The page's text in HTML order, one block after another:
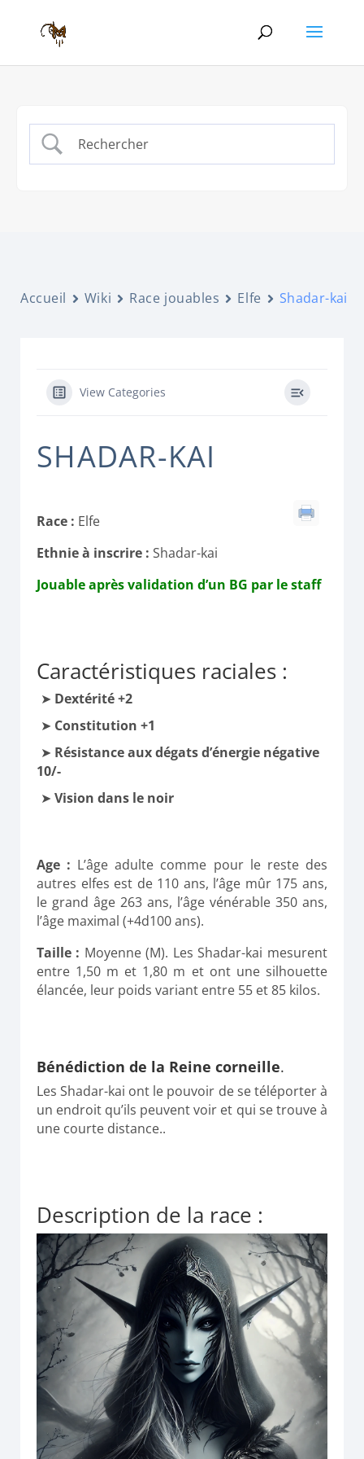
Accueil Wiki Race jouables Elfe Shadar-kai
View Categories
SHADAR-KAI
Race : Elfe
Ethnie à inscrire : Shadar-kai
Jouable après validation d’un BG par le staff
Caractéristiques raciales :
Dextérité +2
Constitution +1
Résistance aux dégats d’énergie négative
10/-
Vision dans le noir
Age : L’âge adulte comme pour le reste des
autres elfes est de 110 ans, l’âge mûr 175 ans,
le grand âge 263 ans, l’âge vénérable 350 ans,
l’âge maximal (+4d100 ans).
Taille : Moyenne(M). Les Shadar-kai mesurent
entre 1,50 m et 1,80 m et ont une silhouette
élancée, leur poids variant entre 55 et 85 kilos.
Bénédiction de la Reine corneille.
Les Shadar-kai ont le pouvoir de se téléporter à
un endroit qu’ils peuvent voir et qui se trouve à
une courte distance..
Description de la race :